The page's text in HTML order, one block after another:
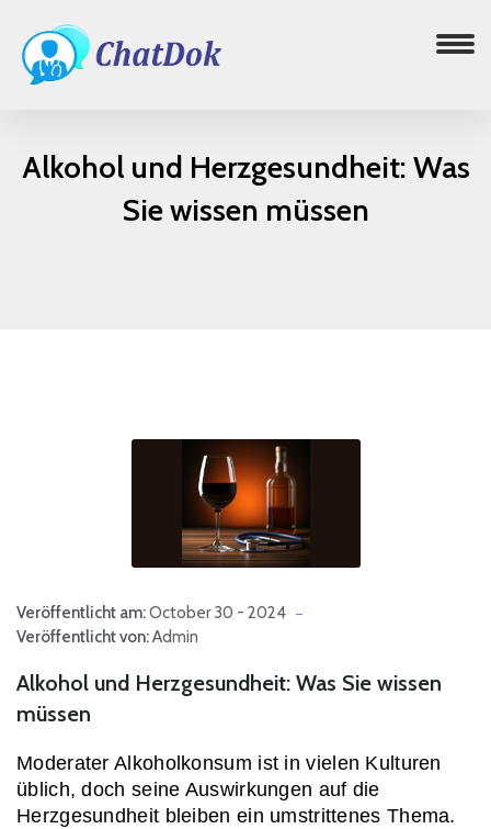
Alkohol und Herzgesundheit: Was
Sie wissen müssen
Veröffentlicht am:October 30 - 2024
Veröffentlicht von:Admin
Alkohol und Herzgesundheit: Was Sie wissen
müssen
Moderater Alkoholkonsum ist in vielen Kulturen
üblich, doch seine Auswirkungen auf die
Herzgesundheit bleiben ein umstrittenes Thema.